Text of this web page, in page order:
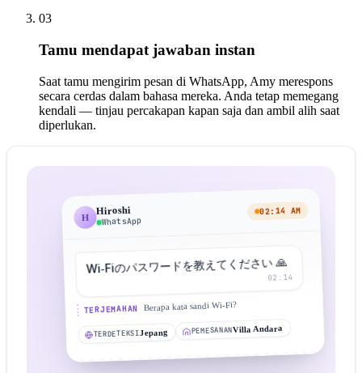
03
Tamu mendapat jawaban instan
Saat tamu mengirim pesan di WhatsApp, Amy merespons
secara cerdas dalam bahasa mereka. Anda tetap memegang
kendali — tinjau percakapan kapan saja dan ambil alih saat
diperlukan.
H Hiroshi
WhatsApp
02:14 AM
Wi‑Fiのパスワードを教えてください 🙏
02:14
TERJEMAHAN Berapa kata sandi Wi‑Fi?
TERDETEKSIJepang PEMESANANVilla Andara